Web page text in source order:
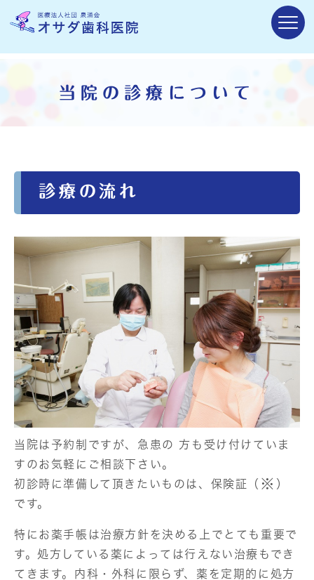
当院の診療について
診療の流れ
当院は予約制ですが、急患の方も受け付けていま
すのお気軽にご相談下さい。
初診時に準備して頂きたいものは、保険証（ ※ ）
です。
特にお薬手帳は治療方針を決める上でとても重要で
す。処方している薬によっては行えない治療もでき
てきます。内科・外科に限らず、薬を定期的に処方